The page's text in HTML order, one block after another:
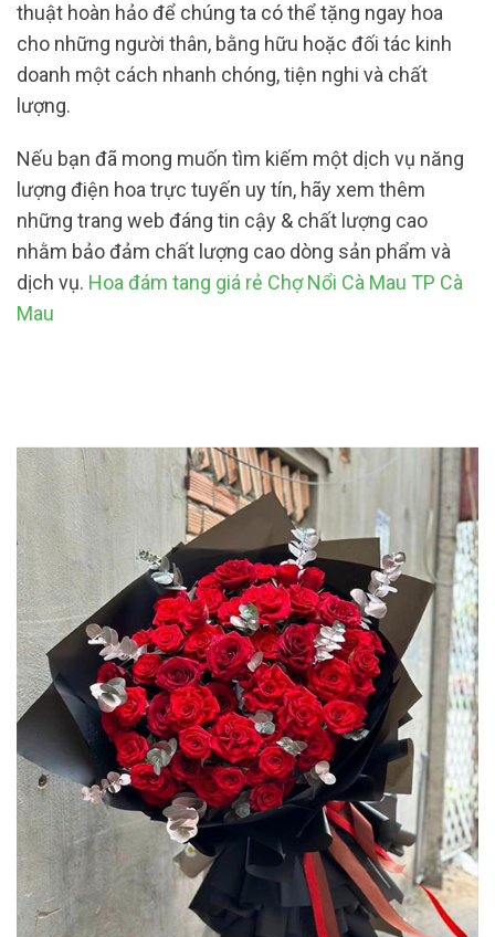
thuật hoàn hảo để chúng ta có thể tặng ngay hoa
cho những người thân, bằng hữu hoặc đối tác kinh
doanh một cách nhanh chóng, tiện nghi và chất
lượng.
Nếu bạn đã mong muốn tìm kiếm một dịch vụ năng
lượng điện hoa trực tuyến uy tín, hãy xem thêm
những trang web đáng tin cậy & chất lượng cao
nhằm bảo đảm chất lượng cao dòng sản phẩm và
dịch vụ. Hoa đám tang giá rẻ Chợ Nổi Cà Mau TP Cà
Mau